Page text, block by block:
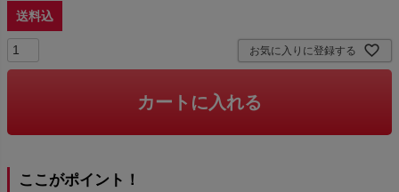
送料込
お気に入りに登録する
カートに入れる
ここがポイント！